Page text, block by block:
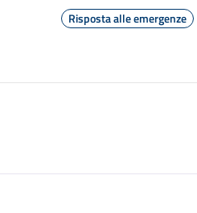
Risposta alle emergenze